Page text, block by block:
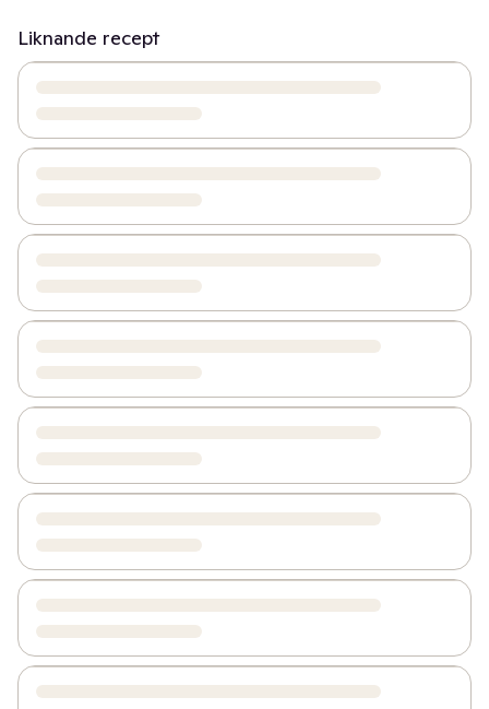
Liknande recept